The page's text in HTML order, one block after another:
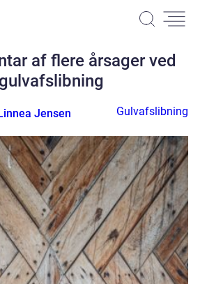
af flere årsager ved
gulvafslibning
Jensen Gulvafslibning